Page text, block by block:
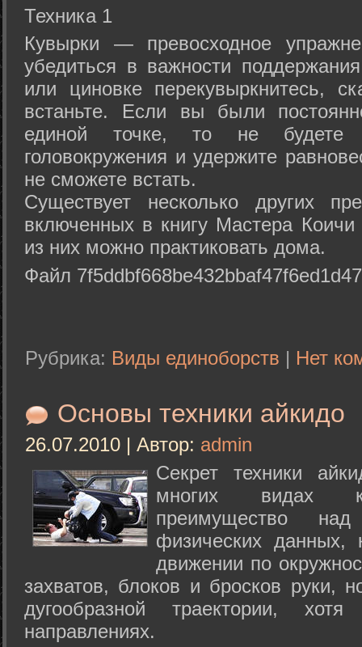
Техника 1
Кувырки — превосходное
убедиться в важности
или циновке перекувыркнитесь,
встаньте. Если вы были
единой точке, то не будете
головокружения и удержите
не сможете встать.
Существует несколько других
включенных в книгу Мастера
из них можно практиковать дома.
Файл
Рубрика: Виды единоборств | Нет
Основы техники айкидо
26.07.2010 | Автор: admin
Секрет техники
многих видах
преимущество
физических данных,
движении по
захватов, блоков и бросков руки,
дугообразной траектории,
направлениях.